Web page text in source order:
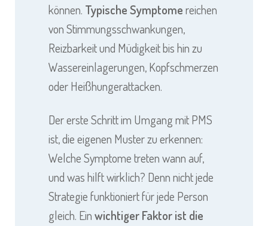
können. Typische Symptomereichen
von Stimmungsschwankungen,
Reizbarkeit und Müdigkeit bis hin zu
Wassereinlagerungen, Kopfschmerzen
oder Heißhungerattacken.
Der erste Schritt im Umgang mit PMS
ist, die eigenen Muster zu erkennen:
Welche Symptome treten wann auf,
und was hilft wirklich? Denn nicht jede
Strategie funktioniert für jede Person
gleich. Einwichtiger Faktor ist die